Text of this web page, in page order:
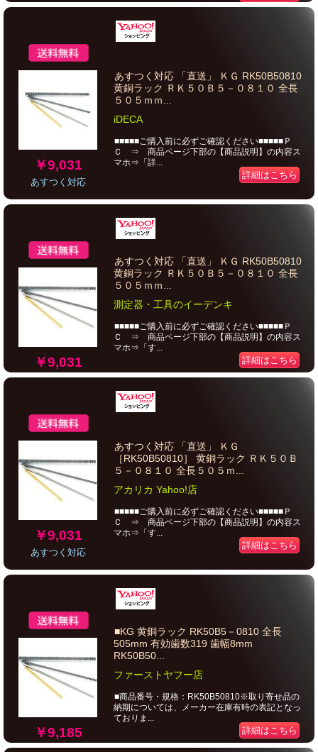
￥9,031
あすつく対応
あすつく対応 「直送」 ＫＧ RK50B50810
黄銅ラック ＲＫ５０Ｂ５－０８１０ 全長
５０５ｍｍ...
iDECA
■■■■■ご購入前に必ずご確認ください■■■■■Ｐ
Ｃ ⇒ 商品ページ下部の【商品説明】の内容ス
マホ⇒「詳...
詳細はこちら
￥9,031
あすつく対応 「直送」 ＫＧ RK50B50810
黄銅ラック ＲＫ５０Ｂ５－０８１０ 全長
５０５ｍｍ...
測定器・工具のイーデンキ
■■■■■ご購入前に必ずご確認ください■■■■■Ｐ
Ｃ ⇒ 商品ページ下部の【商品説明】の内容ス
マホ⇒「す...
詳細はこちら
￥9,031
あすつく対応
あすつく対応 「直送」 ＫＧ
［RK50B50810］ 黄銅ラック ＲＫ５０Ｂ
５－０８１０ 全長５０５ｍ...
アカリカ Yahoo!店
■■■■■ご購入前に必ずご確認ください■■■■■Ｐ
Ｃ ⇒ 商品ページ下部の【商品説明】の内容ス
マホ⇒「す...
詳細はこちら
￥9,185
■KG 黄銅ラック RK50B5－0810 全長
505mm 有効歯数319 歯幅8mm
RK50B50...
ファーストヤフー店
■商品番号・規格：RK50B50810※取り寄せ品の
納期については、メーカー在庫有時の表記となっ
ておりま...
詳細はこちら